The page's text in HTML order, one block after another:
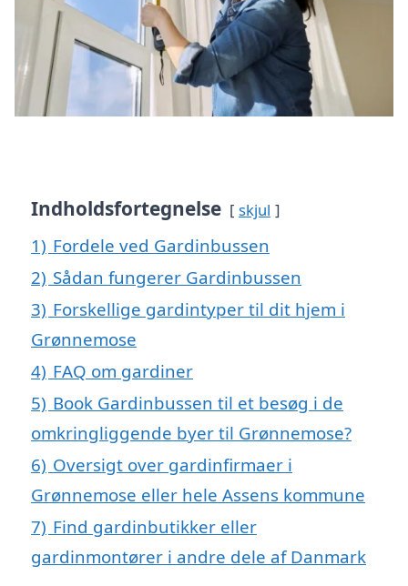
Indholdsfortegnelse skjul
1) Fordele ved Gardinbussen
2) Sådan fungerer Gardinbussen
3) Forskellige gardintyper til dit hjem i
Grønnemose
4) FAQ om gardiner
5) Book Gardinbussen til et besøg i de
omkringliggende byer til Grønnemose?
6) Oversigt over gardinfirmaer i
Grønnemose eller hele Assens kommune
7) Find gardinbutikker eller
gardinmontører i andre dele af Danmark